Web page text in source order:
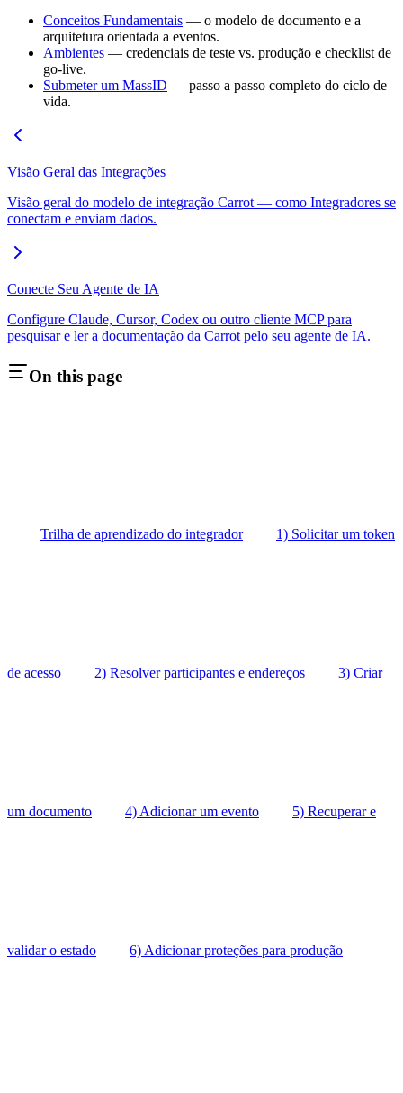
Conceitos Fundamentais — o modelo de documento e a
arquitetura orientada a eventos.
Ambientes — credenciais de teste vs. produção e checklist de
go-live.
Submeter um MassID — passo a passo completo do ciclo de
vida.
Visão Geral das Integrações
Visão geral do modelo de integração Carrot — como Integradores se
conectam e enviam dados.
Conecte Seu Agente de IA
Configure Claude, Cursor, Codex ou outro cliente MCP para
pesquisar e ler a documentação da Carrot pelo seu agente de IA.
On this page
Trilha de aprendizado do integrador 1) Solicitar um token
de acesso 2) Resolver participantes e endereços 3) Criar
um documento 4) Adicionar um evento 5) Recuperar e
validar o estado 6) Adicionar proteções para produção